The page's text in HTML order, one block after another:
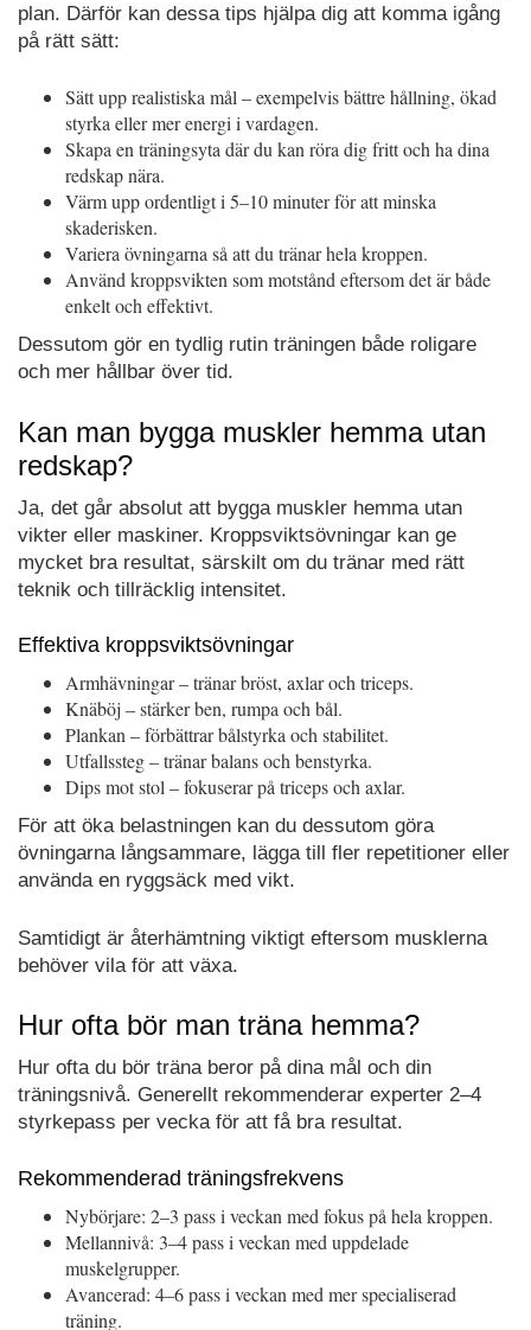
plan. Därför kan dessa tips hjälpa dig att komma igång
på rätt sätt:
Sätt upp realistiska mål – exempelvis bättre hållning, ökad
styrka eller mer energi i vardagen.
Skapa en träningsyta där du kan röra dig fritt och ha dina
redskap nära.
Värm upp ordentligt i 5–10 minuter för att minska
skaderisken.
Variera övningarna så att du tränar hela kroppen.
Använd kroppsvikten som motstånd eftersom det är både
enkelt och effektivt.
Dessutom gör en tydlig rutin träningen både roligare
och mer hållbar över tid.
Kan man bygga muskler hemma utan
redskap?
Ja, det går absolut att bygga muskler hemma utan
vikter eller maskiner. Kroppsviktsövningar kan ge
mycket bra resultat, särskilt om du tränar med rätt
teknik och tillräcklig intensitet.
Effektiva kroppsviktsövningar
Armhävningar – tränar bröst, axlar och triceps.
Knäböj – stärker ben, rumpa och bål.
Plankan – förbättrar bålstyrka och stabilitet.
Utfallssteg – tränar balans och benstyrka.
Dips mot stol – fokuserar på triceps och axlar.
För att öka belastningen kan du dessutom göra
övningarna långsammare, lägga till fler repetitioner eller
använda en ryggsäck med vikt.
Samtidigt är återhämtning viktigt eftersom musklerna
behöver vila för att växa.
Hur ofta bör man träna hemma?
Hur ofta du bör träna beror på dina mål och din
träningsnivå. Generellt rekommenderar experter 2–4
styrkepass per vecka för att få bra resultat.
Rekommenderad träningsfrekvens
Nybörjare: 2–3 pass i veckan med fokus på hela kroppen.
Mellannivå: 3–4 pass i veckan med uppdelade
muskelgrupper.
Avancerad: 4–6 pass i veckan med mer specialiserad
träning.